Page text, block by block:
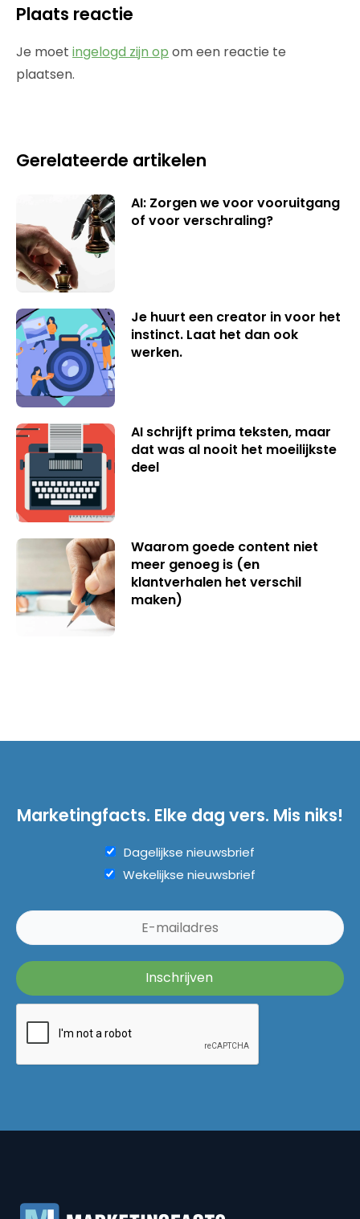
Plaats reactie
Je moet ingelogd zijn op om een reactie te
plaatsen.
Gerelateerde artikelen
AI: Zorgen we voor vooruitgang
of voor verschraling?
Je huurt een creator in voor het
instinct. Laat het dan ook
werken.
AI schrijft prima teksten, maar
dat was al nooit het moeilijkste
deel
Waarom goede content niet
meer genoeg is (en
klantverhalen het verschil
maken)
Marketingfacts. Elke dag vers. Mis niks!
Dagelijkse nieuwsbrief
Wekelijkse nieuwsbrief